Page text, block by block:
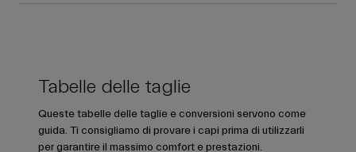
Tabelle delle taglie
Queste tabelle delle taglie e conversioni servono come
guida. Ti consigliamo di provare i capi prima di utilizzarli
per garantire il massimo comfort e prestazioni.